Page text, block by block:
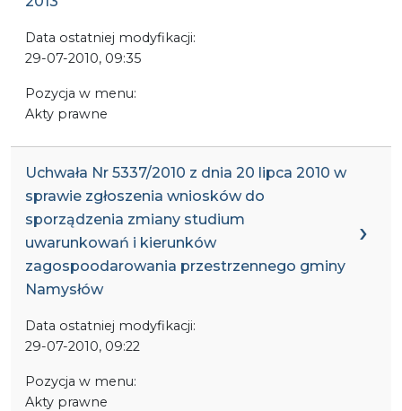
Data ostatniej modyfikacji:
29-07-2010, 09:35
Pozycja w menu:
Akty prawne
Uchwała Nr 5337/2010 z dnia 20 lipca 2010 w
sprawie zgłoszenia wniosków do
sporządzenia zmiany studium
uwarunkowań i kierunków
zagospoodarowania przestrzennego gminy
Namysłów
Data ostatniej modyfikacji:
29-07-2010, 09:22
Pozycja w menu:
Akty prawne